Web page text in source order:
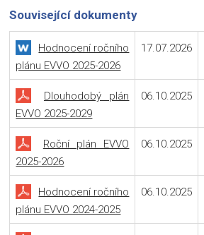
Související dokumenty
Hodnocení ročního
plánu EVVO 2025-2026
17.07.2026
Dlouhodobý plán
EVVO 2025-2029
06.10.2025
Roční plán EVVO
2025-2026
06.10.2025
Hodnocení ročního
plánu EVVO 2024-2025
06.10.2025